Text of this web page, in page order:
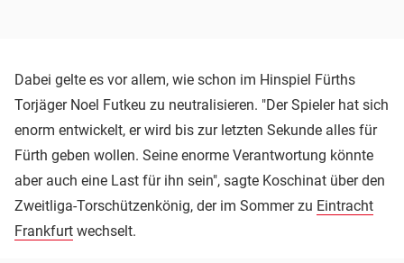
Dabei gelte es vor allem, wie schon im Hinspiel Fürths
Torjäger Noel Futkeu zu neutralisieren. "Der Spieler hat sich
enorm entwickelt, er wird bis zur letzten Sekunde alles für
Fürth geben wollen. Seine enorme Verantwortung könnte
aber auch eine Last für ihn sein", sagte Koschinat über den
Zweitliga-Torschützenkönig, der im Sommer zu Eintracht
Frankfurt wechselt.